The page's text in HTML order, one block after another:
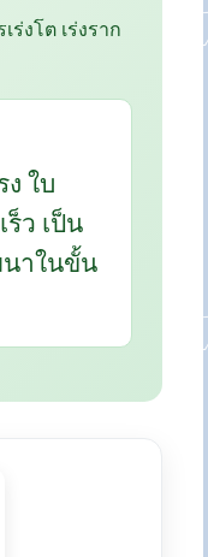
งโต เร่งราก
ใบ
ว เป็น
าในขั้น